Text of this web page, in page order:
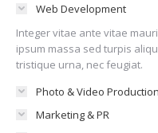
Web Development
Integer vitae ante vitae
ipsum massa sed turpis
tristique urna, nec feugiat.
Photo & Video Production
Marketing & PR